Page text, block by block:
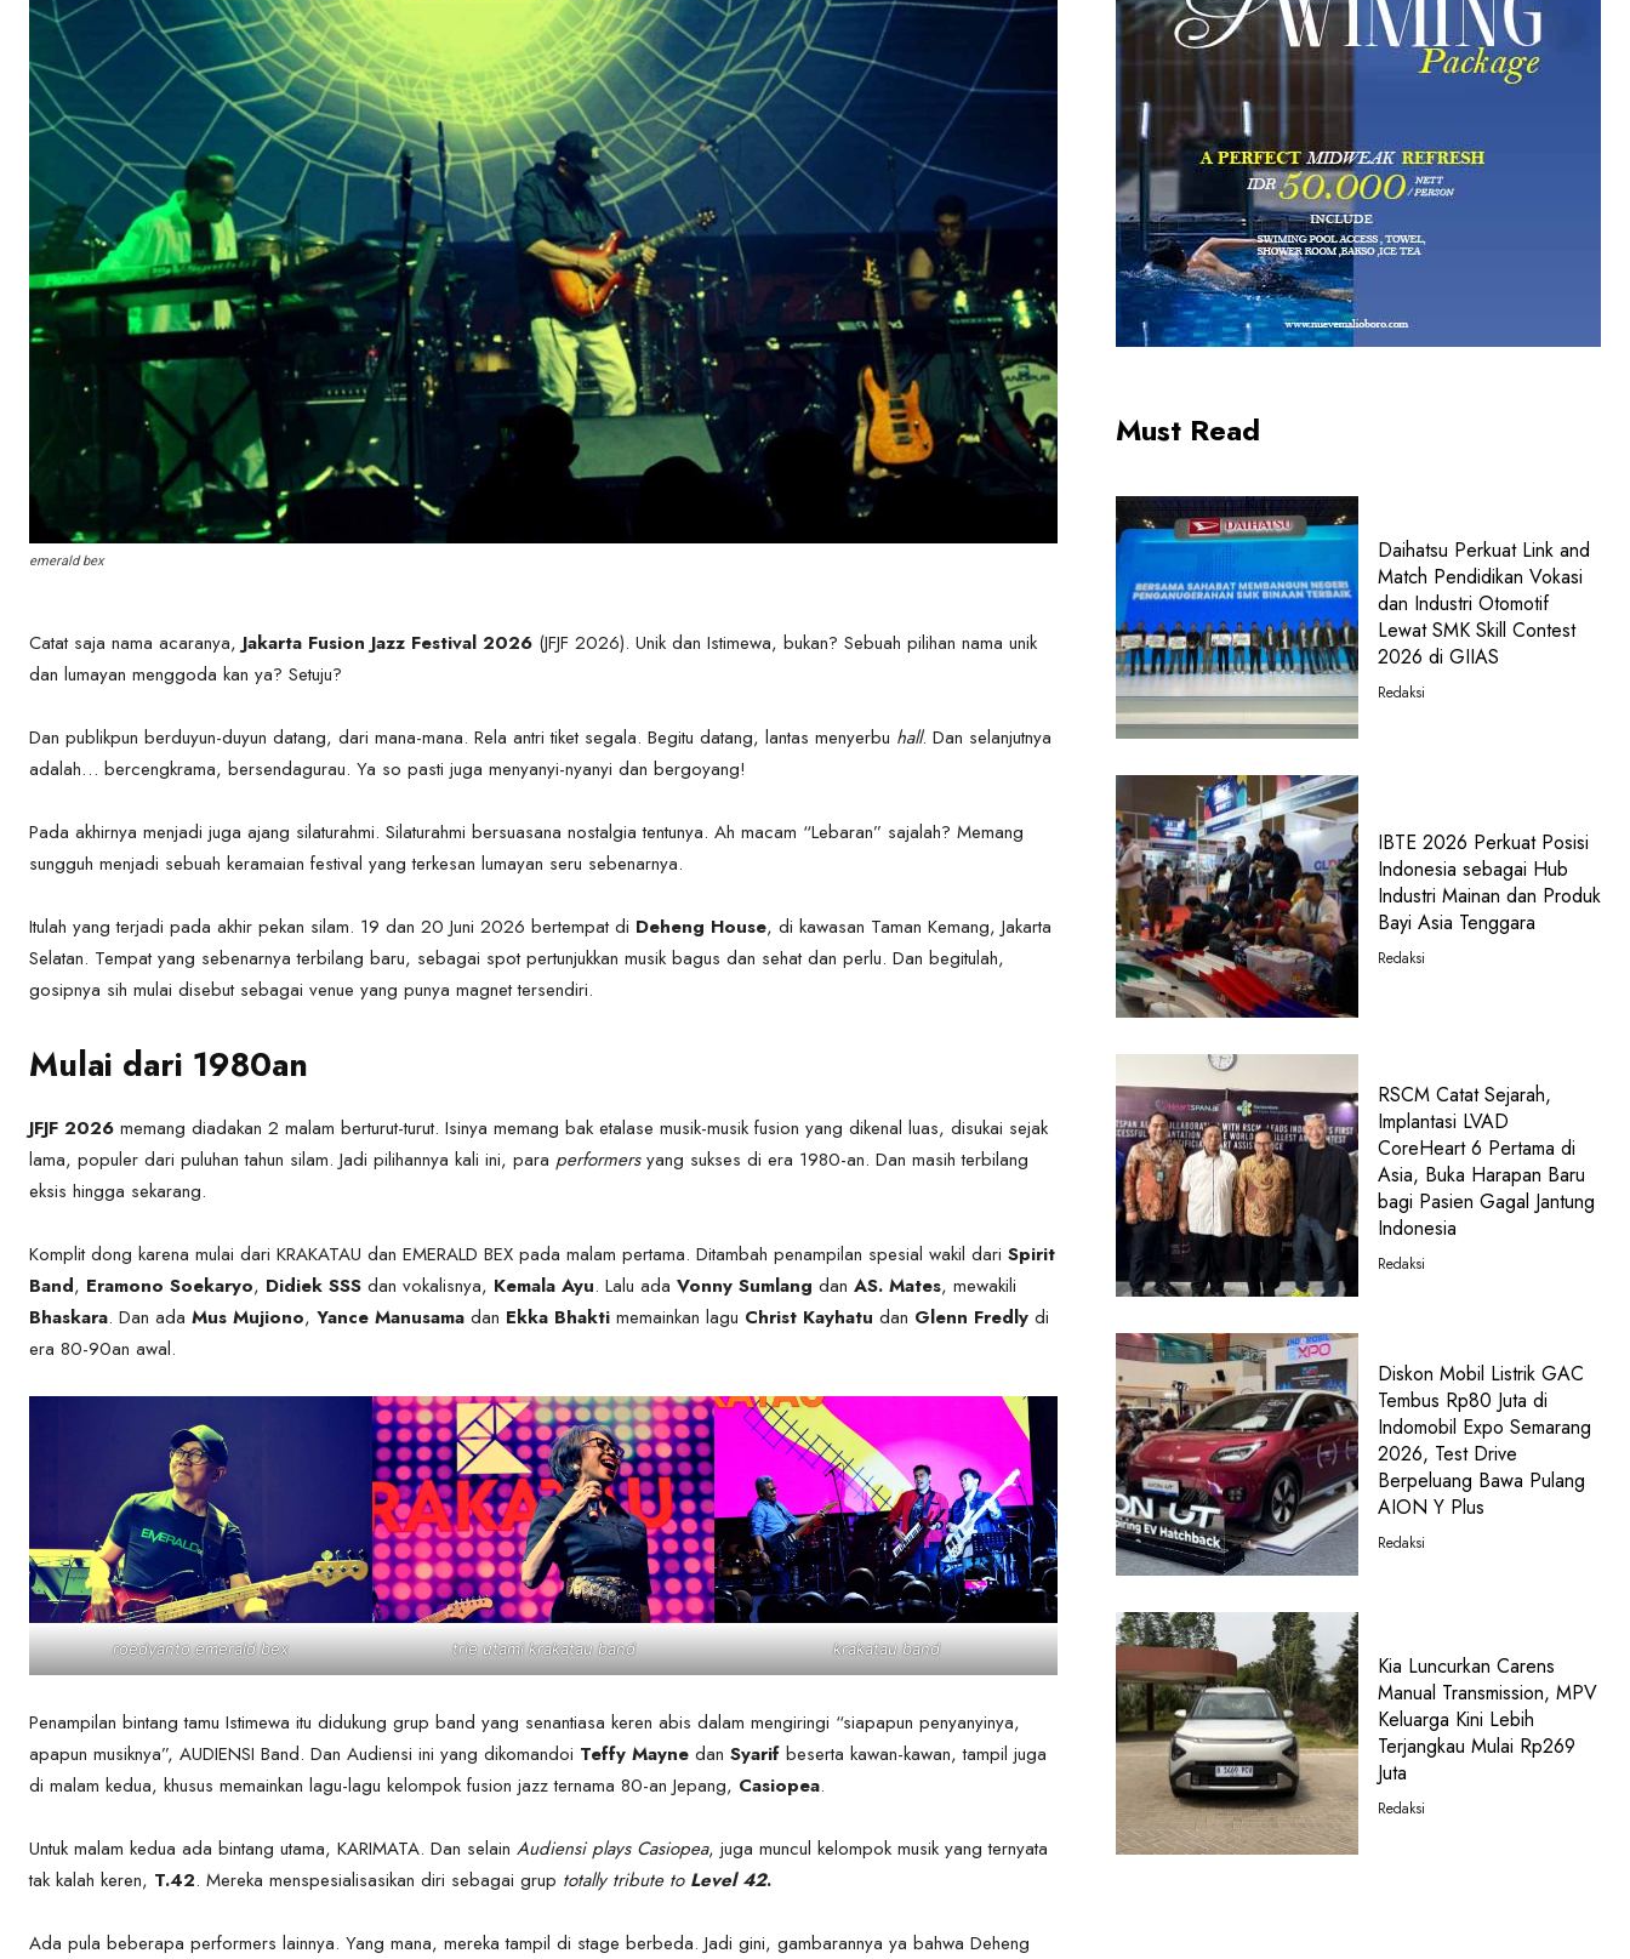
emerald bex
Catat saja nama acaranya, Jakarta Fusion Jazz Festival 2026 (JFJF 2026). Unik dan Istimewa, bukan? Sebuah pilihan nama unik
dan lumayan menggoda kan ya? Setuju?
Dan publikpun berduyun-duyun datang, dari mana-mana. Rela antri tiket segala. Begitu datang, lantas menyerbu hall. Dan selanjutnya
adalah… bercengkrama, bersendagurau. Ya so pasti juga menyanyi-nyanyi dan bergoyang!
Pada akhirnya menjadi juga ajang silaturahmi. Silaturahmi bersuasana nostalgia tentunya. Ah macam “Lebaran” sajalah? Memang
sungguh menjadi sebuah keramaian festival yang terkesan lumayan seru sebenarnya.
Itulah yang terjadi pada akhir pekan silam. 19 dan 20 Juni 2026 bertempat di Deheng House, di kawasan Taman Kemang, Jakarta
Selatan. Tempat yang sebenarnya terbilang baru, sebagai spot pertunjukkan musik bagus dan sehat dan perlu. Dan begitulah,
gosipnya sih mulai disebut sebagai venue yang punya magnet tersendiri.
Mulai dari 1980an
JFJF 2026 memang diadakan 2 malam berturut-turut. Isinya memang bak etalase musik-musik fusion yang dikenal luas, disukai sejak
lama, populer dari puluhan tahun silam. Jadi pilihannya kali ini, para performersyang sukses di era 1980-an. Dan masih terbilang
eksis hingga sekarang.
Komplit dong karena mulai dari KRAKATAU dan EMERALD BEX pada malam pertama. Ditambah penampilan spesial wakil dari Spirit
Band, Eramono Soekaryo, Didiek SSS dan vokalisnya, Kemala Ayu. Lalu ada Vonny Sumlang dan AS. Mates, mewakili
Bhaskara. Dan ada Mus Mujiono, Yance Manusama dan Ekka Bhakti memainkan lagu Christ Kayhatu dan Glenn Fredly di
era 80-90an awal.
roedyanto emerald bex trie utami krakatau band krakatau band
Penampilan bintang tamu Istimewa itu didukung grup band yang senantiasa keren abis dalam mengiringi “siapapun penyanyinya,
apapun musiknya”, AUDIENSI Band. Dan Audiensi ini yang dikomandoi Teffy Mayne dan Syarif beserta kawan-kawan, tampil juga
di malam kedua, khusus memainkan lagu-lagu kelompok fusion jazz ternama 80-an Jepang, Casiopea.
Untuk malam kedua ada bintang utama, KARIMATA. Dan selain Audiensi plays Casiopea, juga muncul kelompok musik yang ternyata
tak kalah keren, T.42. Mereka menspesialisasikan diri sebagai grup totally tribute to Level 42.
Ada pula beberapa performers lainnya. Yang mana, mereka tampil di stage berbeda. Jadi gini, gambarannya ya bahwa Deheng
Must Read
Daihatsu Perkuat Link and
Match Pendidikan Vokasi
dan Industri Otomotif
Lewat SMK Skill Contest
2026 di GIIAS
Redaksi
IBTE 2026 Perkuat Posisi
Indonesia sebagai Hub
Industri Mainan dan Produk
Bayi Asia Tenggara
Redaksi
RSCM Catat Sejarah,
Implantasi LVAD
CoreHeart 6 Pertama di
Asia, Buka Harapan Baru
bagi Pasien Gagal Jantung
Indonesia
Redaksi
Diskon Mobil Listrik GAC
Tembus Rp80 Juta di
Indomobil Expo Semarang
2026, Test Drive
Berpeluang Bawa Pulang
AION Y Plus
Redaksi
Kia Luncurkan Carens
Manual Transmission, MPV
Keluarga Kini Lebih
Terjangkau Mulai Rp269
Juta
Redaksi